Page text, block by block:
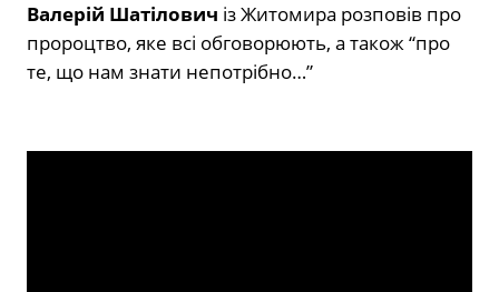
Валерій Шатілович із Житомира розповів про
пророцтво, яке всі обговорюють, а також “про
те, що нам знати непотрібно…”